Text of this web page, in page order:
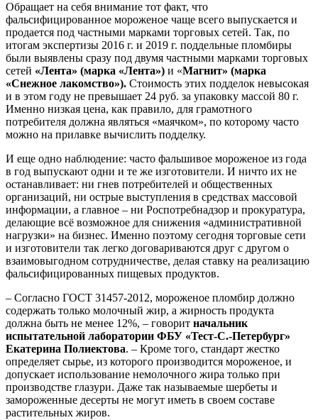
Обращает на себя внимание тот факт, что
фальсифицированное мороженое чаще всего выпускается и
продается под частными марками торговых сетей. Так, по
итогам экспертизы 2016 г. и 2019 г. поддельные пломбиры
были выявлены сразу под двумя частными марками торговых
сетей «Лента» (марка «Лента») и «Магнит» (марка
«Снежное лакомство»). Стоимость этих подделок невысокая
и в этом году не превышает 24 руб. за упаковку массой 80 г.
Именно низкая цена, как правило, для грамотного
потребителя должна являться «маячком», по которому часто
можно на прилавке вычислить подделку.
И еще одно наблюдение: часто фальшивое мороженое из года
в год выпускают одни и те же изготовители. И ничто их не
останавливает: ни гнев потребителей и общественных
организаций, ни острые выступления в средствах массовой
информации, а главное – ни Роспотребнадзор и прокуратура,
делающие всё возможное для снижения «административной
нагрузки» на бизнес. Именно поэтому сегодня торговые сети
и изготовители так легко договариваются друг с другом о
взаимовыгодном сотрудничестве, делая ставку на реализацию
фальсифицированных пищевых продуктов.
– Согласно ГОСТ 31457-2012, мороженое пломбир должно
содержать только молочный жир, а жирность продукта
должна быть не менее 12%, – говорит начальник
испытательной лаборатории ФБУ «Тест-С.-Петербург»
Екатерина Полиектова. – Кроме того, стандарт жестко
определяет сырье, из которого производится мороженое, и
допускает использование немолочного жира только при
производстве глазури. Даже так называемые шербеты и
замороженные десерты не могут иметь в своем составе
растительных жиров.